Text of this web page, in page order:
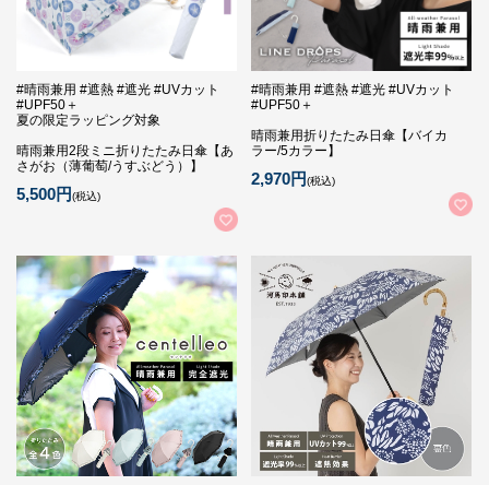
#晴雨兼用 #遮熱 #遮光 #UVカット
#UPF50＋
夏の限定ラッピング対象
晴雨兼用2段ミニ折りたたみ日傘【あ
さがお（薄葡萄/うすぶどう）】
5,500円(税込)
#晴雨兼用 #遮熱 #遮光 #UVカット
#UPF50＋
晴雨兼用折りたたみ日傘【バイカ
ラー/5カラー】
2,970円(税込)